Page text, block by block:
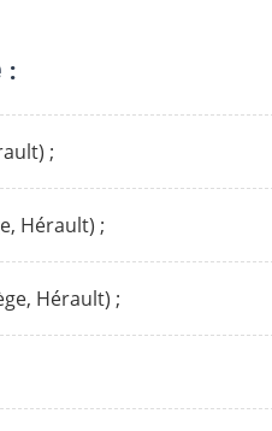
:
;
Hérault) ;
Hérault) ;